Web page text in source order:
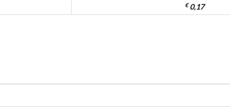
€0,17